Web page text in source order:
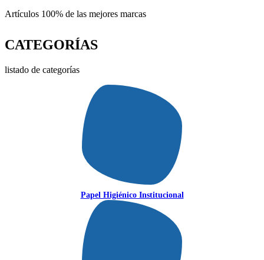
Artículos 100% de las mejores marcas
CATEGORÍAS
listado de categorías
Papel Higiénico Institucional